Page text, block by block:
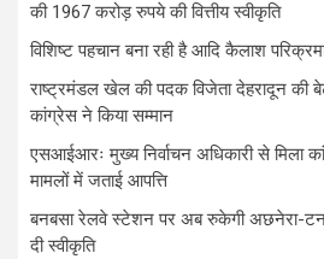
की 1967 करोड़ रुपये की वित्तीय स्वीकृति
विशिष्ट पहचान बना रही है आदि कैलाश
राष्ट्रमंडल खेल की पदक विजेता देहरादून की
कांग्रेस ने किया सम्मान
एसआईआरः मुख्य निर्वाचन अधिकारी से मिला
मामलों में जताई आपत्ति
बनबसा रेलवे स्टेशन पर अब रुकेगी अछनेरा-
दी स्वीकृति